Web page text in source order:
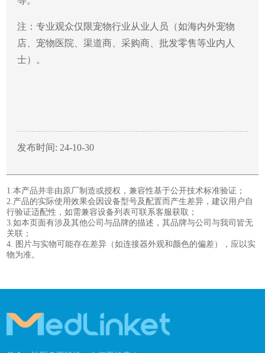
注：专业观众仅限宠物行业从业人员（如海内外宠物
店、宠物医院、渠道商、采购商、批发零售等业内人
士）。
发布时间: 24-10-30
1.本产品并非由原厂制造或授权，兼容性基于公开技术标准验证；
2.产品的实际使用效果会因设备型号及配置而产生差异，建议用户自
行验证适配性，如需兼容设备列表可联系客服获取；
3.如本页面有涉及其他公司与品牌的描述，其品牌与公司与我司皆无
关联；
4. 图片与实物可能存在差异（如连接器外观和颜色的偏差），应以实
物为准。